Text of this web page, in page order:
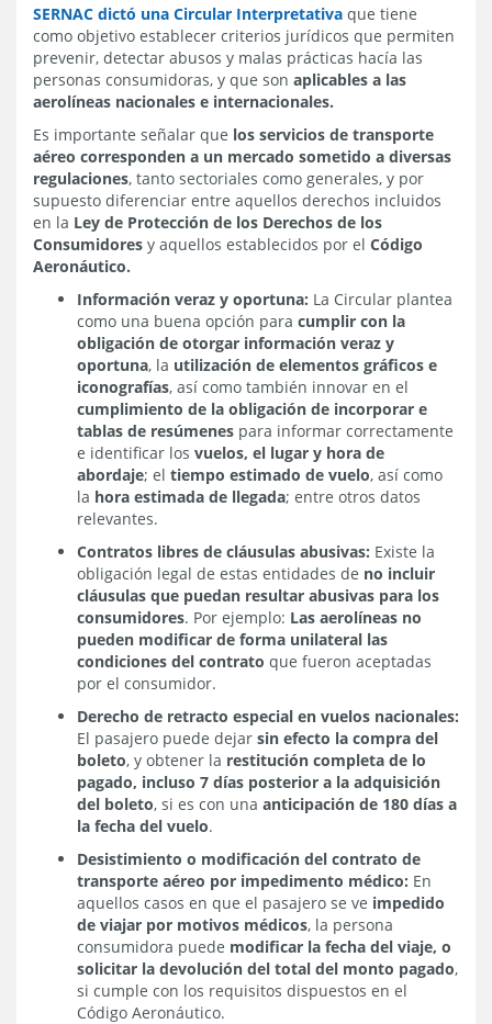
SERNAC dictó una Circular Interpretativa que tiene
como objetivo establecer criterios jurídicos que permiten
prevenir, detectar abusos y malas prácticas hacía las
personas consumidoras, y que son aplicables a las
aerolíneas nacionales e internacionales.
Es importante señalar que los servicios de transporte
aéreo corresponden a un mercado sometido a diversas
regulaciones, tanto sectoriales como generales, y por
supuesto diferenciar entre aquellos derechos incluidos
en la Ley de Protección de los Derechos de los
Consumidores y aquellos establecidos por el Código
Aeronáutico.
Información veraz y oportuna: La Circular plantea
como una buena opción para cumplir con la
obligación de otorgar información veraz y
oportuna, la utilización de elementos gráficos e
iconografías, así como también innovar en el
cumplimiento de la obligación de incorporar e
tablas de resúmenes para informar correctamente
e identificar los vuelos, el lugar y hora de
abordaje; el tiempo estimado de vuelo, así como
la hora estimada de llegada; entre otros datos
relevantes.
Contratos libres de cláusulas abusivas: Existe la
obligación legal de estas entidades de no incluir
cláusulas que puedan resultar abusivas para los
consumidores. Por ejemplo: Las aerolíneas no
pueden modificar de forma unilateral las
condiciones del contrato que fueron aceptadas
por el consumidor.
Derecho de retracto especial en vuelos nacionales:
El pasajero puede dejar sin efecto la compra del
boleto, y obtener la restitución completa de lo
pagado, incluso 7 días posterior a la adquisición
del boleto, si es con una anticipación de 180 días a
la fecha del vuelo.
Desistimiento o modificación del contrato de
transporte aéreo por impedimento médico: En
aquellos casos en que el pasajero se ve impedido
de viajar por motivos médicos, la persona
consumidora puede modificar la fecha del viaje, o
solicitar la devolución del total del monto pagado,
si cumple con los requisitos dispuestos en el
Código Aeronáutico.